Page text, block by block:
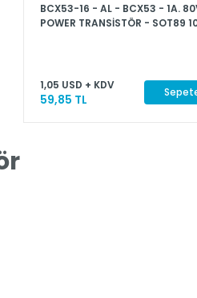
BCX53-16 - AL - BCX53 - 1A.
POWER TRANSİSTÖR - SOT89
1,05 USD + KDV
59,85 TL